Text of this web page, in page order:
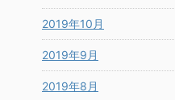
2019年10月
2019年9月
2019年8月